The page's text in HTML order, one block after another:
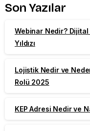
Son Yazılar
Webinar Nedir?
Yıldızı
Lojistik Nedir ve
Rolü 2025
KEP Adresi Nedir ve